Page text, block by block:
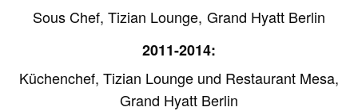
Sous Chef, Tizian Lounge, Grand Hyatt Berlin
2011-2014:
Küchenchef, Tizian Lounge und Restaurant Mesa,
Grand Hyatt Berlin